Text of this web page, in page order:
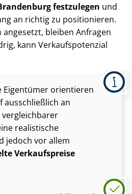
festzulegen und
an richtig zu positionieren.
bleiben Anfragen
kann Ver­kaufs­po­ten­zi­al
Eigentümer orientieren
ausschließlich an
realistische
jedoch vor allem
Verkaufspreise